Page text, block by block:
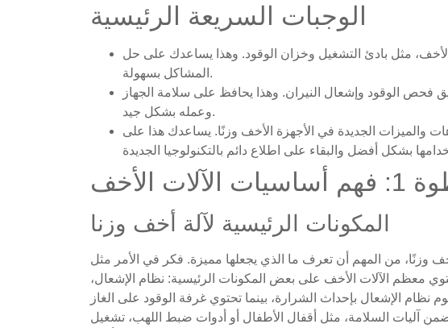
الوجبات السريعة الرئيسية
الأخف، مثل بادئ التشغيل وخزان الوقود. وهذا يساعدك على حل
المشاكل بسهولة.
فحص الوقود وإشعال النيران. وهذا يحافظ على سلامة الجهاز
وعمله بشكل جيد.
والميزات الجديدة في الأجهزة الأخف وزنًا. يساعدك هذا على
المكونات الرئيسية لآلة أخف وزنا
وزنًا، من المهم أن تعرف ما الذي يجعلها مميزة. فكر في الأمر مثل
معظم الآلات الأخف على بعض المكونات الرئيسية: نظام الإشعال،
نظام الإشعال بإحداث الشرارة، بينما تحتوي غرفة الوقود على الغاز
آليات السلامة، مثل أقفال الأطفال أو أدوات ضبط اللهب، تشغيل